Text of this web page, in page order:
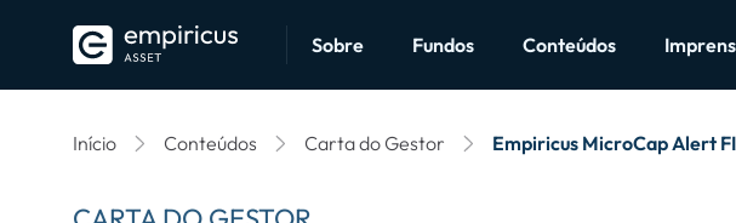
Sobre Fundos Conteúdos
Início Conteúdos Carta do Gestor Empiricus MicroCap Alert